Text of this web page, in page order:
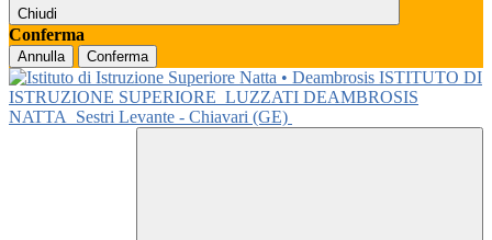
Chiudi
Conferma
Annulla Conferma
ISTITUTO DI
ISTRUZIONE SUPERIORE LUZZATI DEAMBROSIS
NATTA
Sestri Levante - Chiavari (GE)